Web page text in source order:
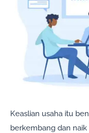
Keaslian usaha itu
berkembang dan